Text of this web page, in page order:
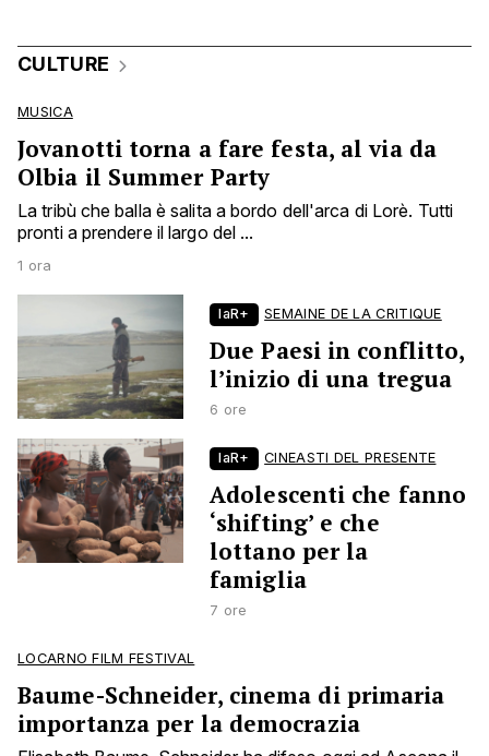
CULTURE
MUSICA
Jovanotti torna a fare festa, al via da
Olbia il Summer Party
La tribù che balla è salita a bordo dell'arca di Lorè. Tutti
pronti a prendere il largo del ...
1 ora
laR+ SEMAINE DE LA CRITIQUE
Due Paesi in conflitto,
l’inizio di una tregua
6 ore
laR+ CINEASTI DEL PRESENTE
Adolescenti che fanno
‘shifting’ e che
lottano per la
famiglia
7 ore
LOCARNO FILM FESTIVAL
Baume-Schneider, cinema di primaria
importanza per la democrazia